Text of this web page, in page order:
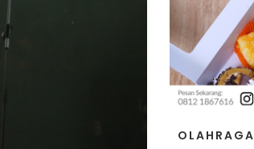
OLAHRAGA